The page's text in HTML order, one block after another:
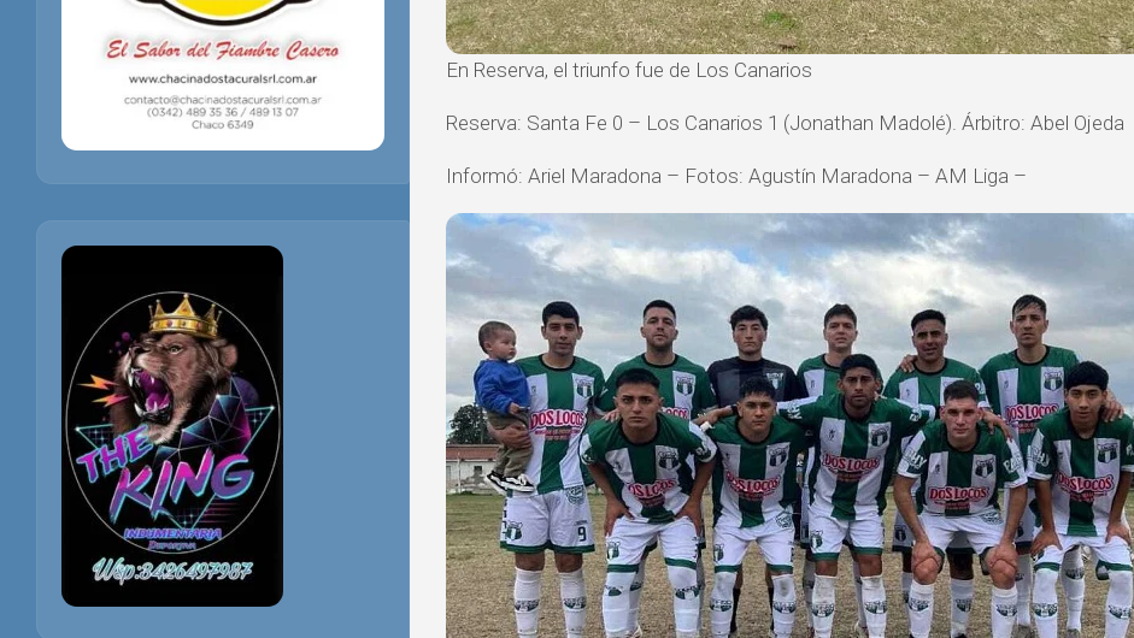
En Reserva, el triunfo fue de Los Canarios
Reserva: Santa Fe 0 – Los Canarios 1 (Jonathan Madolé). Árbitro: Abel Ojeda
Informó: Ariel Maradona – Fotos: Agustín Maradona – AM Liga –